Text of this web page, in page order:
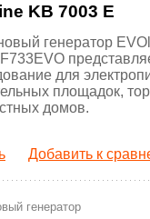
KB 7003 E
генератор
для
площадок,
домов.
Добавить к
генератор